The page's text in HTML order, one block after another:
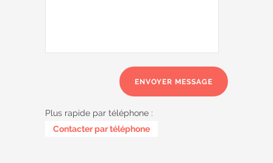
Plus rapide par téléphone :
0487 62 69 26
Contacter par téléphone